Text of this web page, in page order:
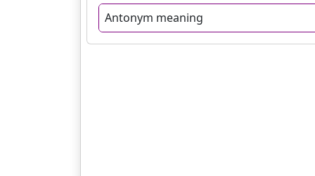
Antonym meaning